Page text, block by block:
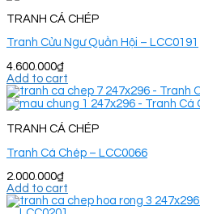
TRANH CÁ CHÉP
Tranh Cửu Ngư Quần Hội – LCC0191
4.600.000₫
Add to cart
TRANH CÁ CHÉP
Tranh Cá Chép – LCC0066
2.000.000₫
Add to cart